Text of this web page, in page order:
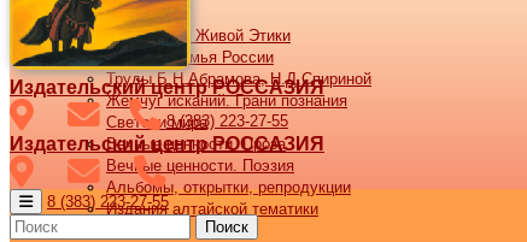
Наши книги
Библиотека Живой Этики
Великая семья России
Труды Б.Н.Абрамова, Н.Д.Спириной
Жемчуг исканий. Грани познания
Светочи мира
Вечные ценности. Проза
Вечные ценности. Поэзия
Альбомы, открытки, репродукции
Издания алтайской тематики
Издательский центр РОССАЗИЯ
8 (383) 223-27-55
Издательский центр РОССАЗИЯ
8 (383) 223-27-55
Поиск